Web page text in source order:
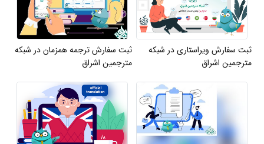
ثبت سفارش ویراستاری در شبکه
مترجمین اشراق
ثبت سفارش ترجمه همزمان در شبکه
مترجمین اشراق